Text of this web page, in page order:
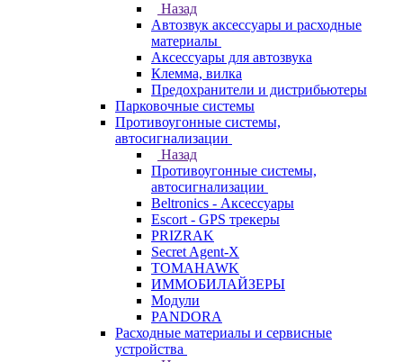
Назад
Автозвук аксессуары и расходные
материалы
Аксессуары для автозвука
Клемма, вилка
Предохранители и дистрибьютеры
Парковочные системы
Противоугонные системы,
автосигнализации
Назад
Противоугонные системы,
автосигнализации
Beltronics - Аксессуары
Escort - GPS трекеры
PRIZRAK
Secret Agent-X
TOMAHAWK
ИММОБИЛАЙЗЕРЫ
Модули
PANDORA
Расходные материалы и сервисные
устройства